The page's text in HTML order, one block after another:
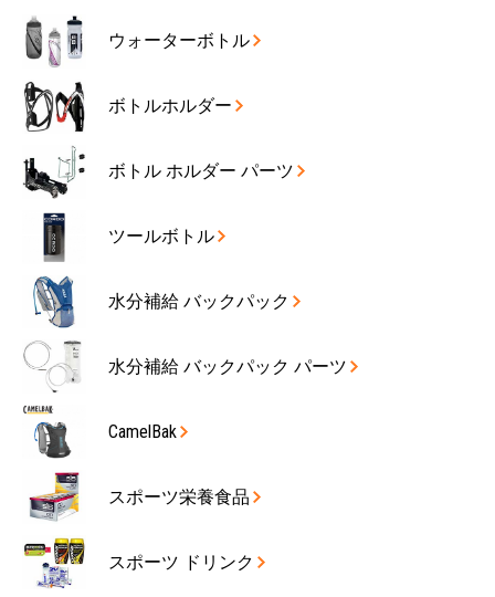
ウォーターボトル
ボトルホルダー
ボトル ホルダー パーツ
ツールボトル
水分補給 バックパック
水分補給 バックパック パーツ
CamelBak
スポーツ栄養食品
スポーツ ドリンク